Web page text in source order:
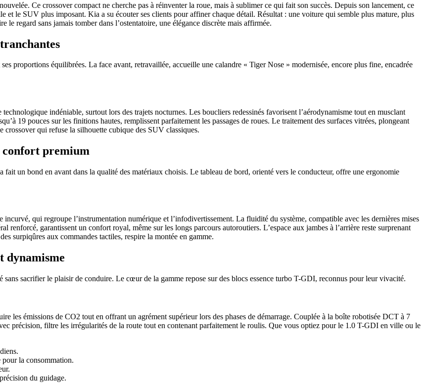
Ce crossover compact ne cherche pas à réinventer la roue, mais à sublimer ce qui fait son succès. Depuis son lancement, ce
et le SUV plus imposant. Kia a su écouter ses clients pour affiner chaque détail. Résultat : une voiture qui semble plus mature, plus
regard sans jamais tomber dans l’ostentatoire, une élégance discrète mais affirmée.
proportions équilibrées. La face avant, retravaillée, accueille une calandre « Tiger Nose » modernisée, encore plus fine, encadrée
indéniable, surtout lors des trajets nocturnes. Les boucliers redessinés favorisent l’aérodynamisme tout en musclant
19 pouces sur les finitions hautes, remplissent parfaitement les passages de roues. Le traitement des surfaces vitrées, plongeant
qui refuse la silhouette cubique des SUV classiques.
premium
un bond en avant dans la qualité des matériaux choisis. Le tableau de bord, orienté vers le conducteur, offre une ergonomie
qui regroupe l’instrumentation numérique et l’infodivertissement. La fluidité du système, compatible avec les dernières mises
renforcé, garantissent un confort royal, même sur les longs parcours autoroutiers. L’espace aux jambes à l’arrière reste surprenant
surpiqûres aux commandes tactiles, respire la montée en gamme.
dynamisme
sacrifier le plaisir de conduire. Le cœur de la gamme repose sur des blocs essence turbo T-GDI, reconnus pour leur vivacité.
les émissions de CO2 tout en offrant un agrément supérieur lors des phases de démarrage. Couplée à la boîte robotisée DCT à 7
précision, filtre les irrégularités de la route tout en contenant parfaitement le roulis. Que vous optiez pour le 1.0 T-GDI en ville ou le
pour la consommation.
du guidage.